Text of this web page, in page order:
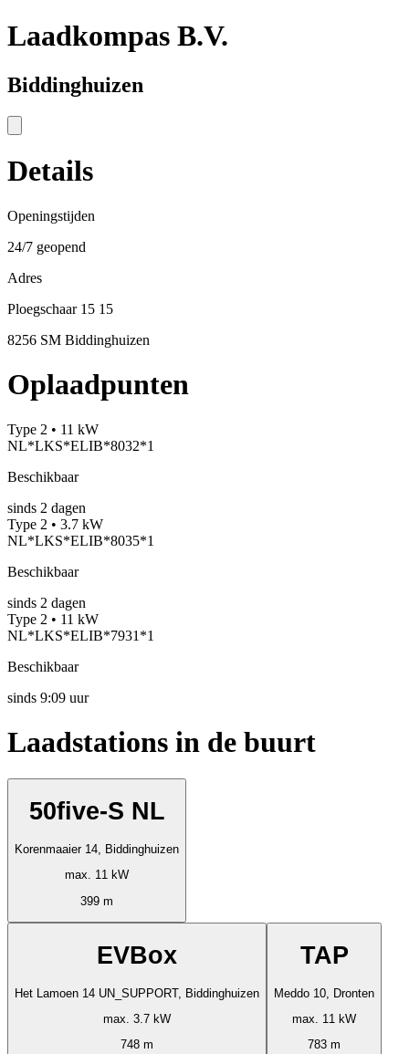
Laadkompas B.V.
Biddinghuizen
Details
Openingstijden
24/7 geopend
Adres
Ploegschaar 15 15
8256 SM Biddinghuizen
Oplaadpunten
Type 2 • 11 kW
NL*LKS*ELIB*8032*1
Beschikbaar
sinds 2 dagen
Type 2 • 3.7 kW
NL*LKS*ELIB*8035*1
Beschikbaar
sinds 2 dagen
Type 2 • 11 kW
NL*LKS*ELIB*7931*1
Beschikbaar
sinds 9:09 uur
Laadstations in de buurt
50five-S NL
Korenmaaier 14, Biddinghuizen
max. 11 kW
399 m
EVBox
Het Lamoen 14 UN_SUPPORT, Biddinghuizen
max. 3.7 kW
748 m
TAP
Meddo 10, Dronten
max. 11 kW
783 m